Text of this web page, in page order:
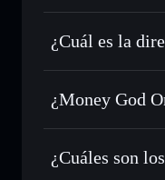
Enviar de
integrado de
Holdear de
¿Cuál es la
¿Money God
Money God One
¿Cuáles son